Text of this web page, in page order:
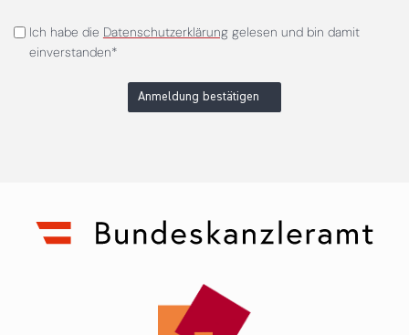
Ich habe die Datenschutzerklärunggelesen und bin damit
einverstanden*
Anmeldung bestätigen